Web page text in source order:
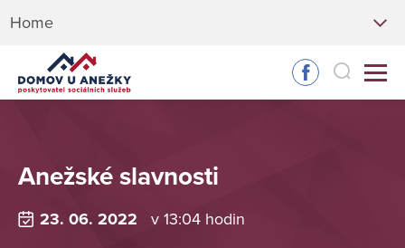
Home
Anežské slavnosti
23. 06. 2022 v 13:04 hodin